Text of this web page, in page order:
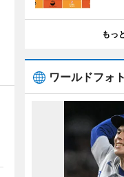
もっ
ワールドフォ